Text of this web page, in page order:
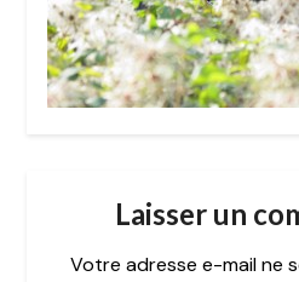
Laisser un
Votre adresse e-mail ne